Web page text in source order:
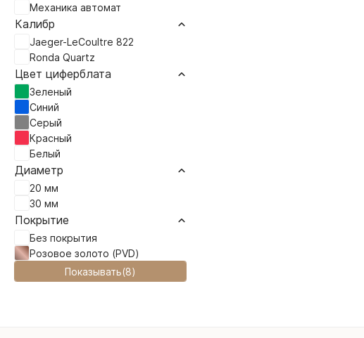
Механика автомат
Калибр
Jaeger-LeCoultre 822
Ronda Quartz
Цвет циферблата
Зеленый
Синий
Серый
Красный
Белый
Диаметр
20 мм
30 мм
Покрытие
Без покрытия
Розовое золото (PVD)
Показывать(8)